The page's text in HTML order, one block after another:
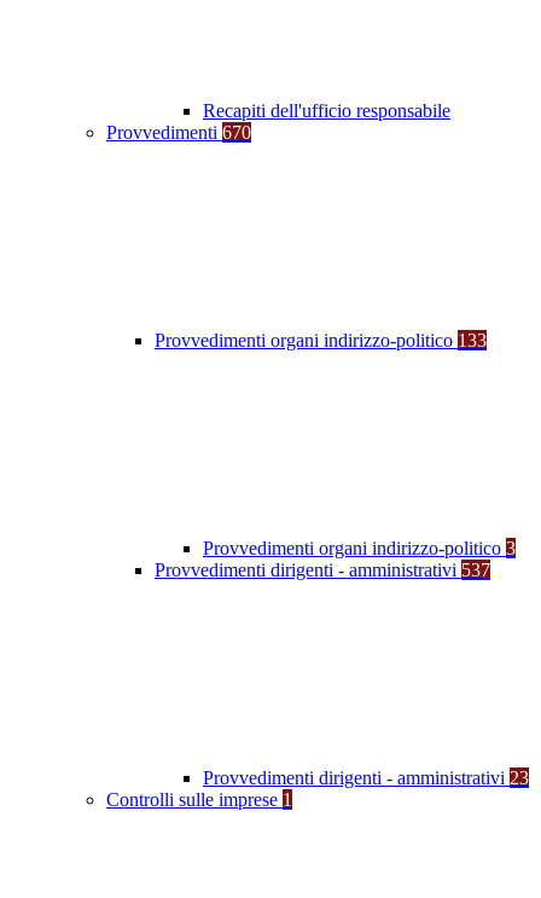
Recapiti dell'ufficio responsabile
Provvedimenti 670
Provvedimenti organi indirizzo-politico 133
Provvedimenti organi indirizzo-politico 3
Provvedimenti dirigenti - amministrativi 537
Provvedimenti dirigenti - amministrativi 23
Controlli sulle imprese 1